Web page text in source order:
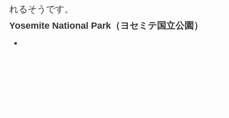
れるそうです。
Yosemite National Park（ヨセミテ国立公園）